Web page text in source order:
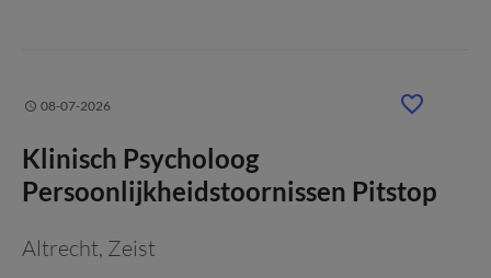
08-07-2026
Klinisch Psycholoog
Persoonlijkheidstoornissen Pitstop
Altrecht, Zeist